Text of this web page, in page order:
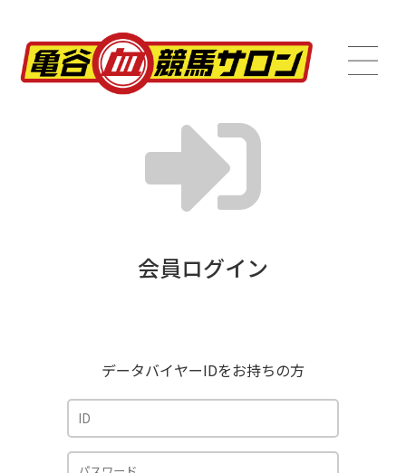
会員ログイン
データバイヤーIDをお持ちの方